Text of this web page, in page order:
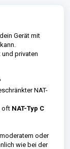
Gerät mit
und privaten
NAT-
oft NAT-Typ C
oder
wie bei der